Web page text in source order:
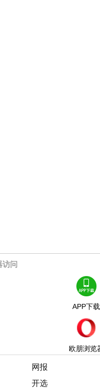
访问
APP下载
欧朋浏览
网报
开选